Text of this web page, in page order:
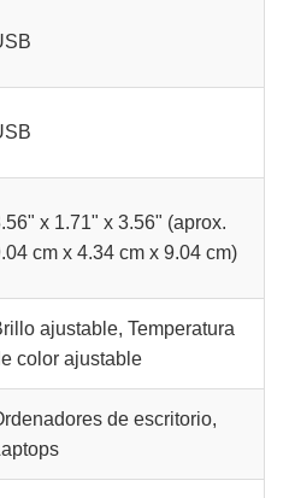
x 1.71" x 3.56" (aprox.
cm x 4.34 cm x 9.04 cm)
ajustable, Temperatura
color ajustable
de escritorio,